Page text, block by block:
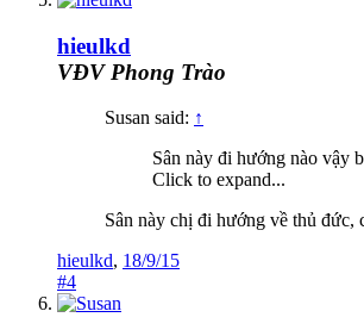
hieulkd
VĐV Phong Trào
Susan said: ↑
Sân này đi hướng nào vậy
Click to expand...
Sân này chị đi hướng về thủ đức,
hieulkd, 18/9/15
#4